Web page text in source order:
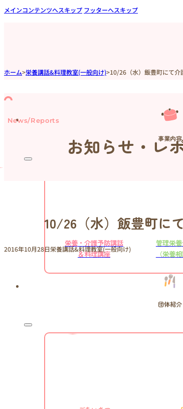
メインコンテンツへスキップ フッターへスキップ
事業内容
栄養・介護予防講話
＆料理講座
管理栄
（栄養
団体紹介
ホーム>栄養講話&料理教室(一般向け)>10/26（水）飯豊町にて介
News/Reports
お知らせ・レ
10/26（水）飯豊町に
2016年10月28日栄養講話&料理教室(一般向け)